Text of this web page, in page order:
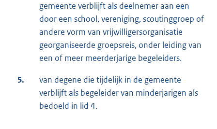
gemeente verblijft als deelnemer aan een
door een school, vereniging, scoutinggroep of
andere vorm van vrijwilligersorganisatie
georganiseerde groepsreis, onder leiding van
een of meer meerderjarige begeleiders.
5.
van degene die tijdelijk in de gemeente
verblijft als begeleider van minderjarigen als
bedoeld in lid 4.